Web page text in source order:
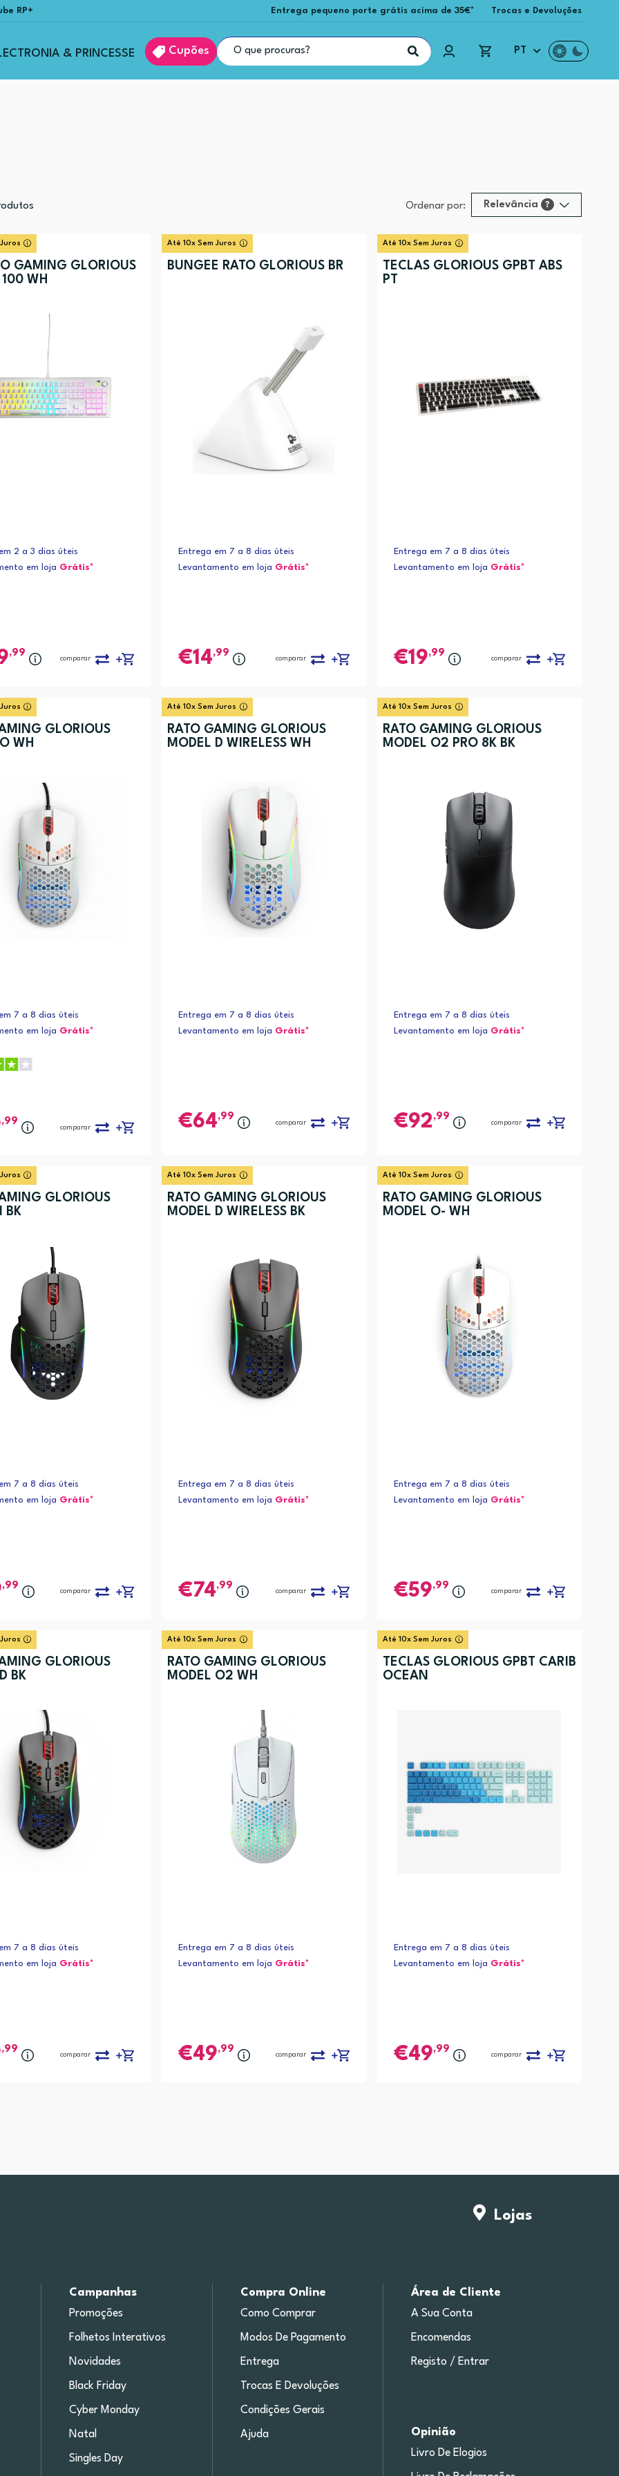
RP+ Entrega pequeno porte grátis acima de 35€* Trocas e Devoluções
& PRINCESSE Cupões PT
Ordenar por: Relevância ?
GAMING GLORIOUS
WH
2 a 3 dias úteis
em loja Grátis*
,99
comparar
Até 10x Sem Juros
BUNGEE RATO GLORIOUS BR
Entrega em 7 a 8 dias úteis
Levantamento em loja Grátis*
14,99
comparar
Até 10x Sem Juros
TECLAS GLORIOUS GPBT ABS
PT
Entrega em 7 a 8 dias úteis
Levantamento em loja Grátis*
19,99
comparar
GLORIOUS
WH
7 a 8 dias úteis
em loja Grátis*
,99
comparar
Até 10x Sem Juros
RATO GAMING GLORIOUS
MODEL D WIRELESS WH
Entrega em 7 a 8 dias úteis
Levantamento em loja Grátis*
64,99
comparar
Até 10x Sem Juros
RATO GAMING GLORIOUS
MODEL O2 PRO 8K BK
Entrega em 7 a 8 dias úteis
Levantamento em loja Grátis*
92 ,99
comparar
GLORIOUS
BK
7 a 8 dias úteis
em loja Grátis*
,99
comparar
Até 10x Sem Juros
RATO GAMING GLORIOUS
MODEL D WIRELESS BK
Entrega em 7 a 8 dias úteis
Levantamento em loja Grátis*
74,99
comparar
Até 10x Sem Juros
RATO GAMING GLORIOUS
MODEL O- WH
Entrega em 7 a 8 dias úteis
Levantamento em loja Grátis*
59,99
comparar
GLORIOUS
BK
7 a 8 dias úteis
em loja Grátis*
,99
comparar
Até 10x Sem Juros
RATO GAMING GLORIOUS
MODEL O2 WH
Entrega em 7 a 8 dias úteis
Levantamento em loja Grátis*
49,99
comparar
Até 10x Sem Juros
TECLAS GLORIOUS GPBT CARIB
OCEAN
Entrega em 7 a 8 dias úteis
Levantamento em loja Grátis*
49,99
comparar
Lojas
Campanhas
Promoções
Folhetos Interativos
Novidades
Black Friday
Cyber Monday
Natal
Singles Day
Compra Online
Como Comprar
Modos De Pagamento
Entrega
Trocas E Devoluções
Condições Gerais
Ajuda
Área de Cliente
A Sua Conta
Encomendas
Registo / Entrar
Opinião
Livro De Elogios